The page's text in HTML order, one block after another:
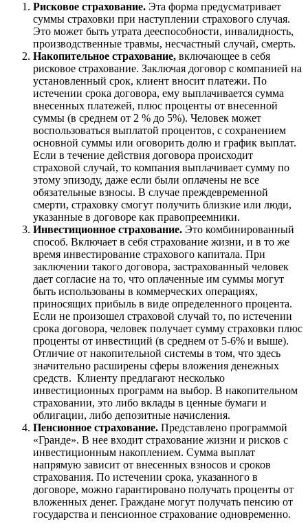
Рисковое страхование. Эта форма предусматривает
суммы страховки при наступлении страхового случая.
Это может быть утрата дееспособности, инвалидность,
производственные травмы, несчастный случай, смерть.
Накопительное страхование, включающее в себя
рисковое страхование. Заключая договор с компанией на
установленный срок, клиент вносит платежи. По
истечении срока договора, ему выплачивается сумма
внесенных платежей, плюс проценты от внесенной
суммы (в среднем от 2 % до 5%). Человек может
воспользоваться выплатой процентов, с сохранением
основной суммы или оговорить долю и график выплат.
Если в течение действия договора происходит
страховой случай, то компания выплачивает сумму по
этому эпизоду, даже если были оплачены не все
обязательные взносы. В случае преждевременной
смерти, страховку смогут получить близкие или люди,
указанные в договоре как правопреемники.
Инвестиционное страхование. Это комбинированный
способ. Включает в себя страхование жизни, и в то же
время инвестирование страхового капитала. При
заключении такого договора, застрахованный человек
дает согласие на то, что оплаченные им суммы могут
быть использованы в коммерческих операциях,
приносящих прибыль в виде определенного процента.
Если не произошел страховой случай то, по истечении
срока договора, человек получает сумму страховки плюс
проценты от инвестиций (в среднем от 5-6% и выше).
Отличие от накопительной системы в том, что здесь
значительно расширены сферы вложения денежных
средств. Клиенту предлагают несколько
инвестиционных программ на выбор. В накопительном
страховании, это либо вклады в ценные бумаги и
облигации, либо депозитные начисления.
Пенсионное страхование. Представлено программой
«Гранде». В нее входит страхование жизни и рисков с
инвестиционным накоплением. Сумма выплат
напрямую зависит от внесенных взносов и сроков
страхования. По истечении срока, указанного в
договоре, можно гарантировано получать проценты от
вложенных денег. Граждане могут получать пенсию от
государства и пенсионное страхование одновременно.